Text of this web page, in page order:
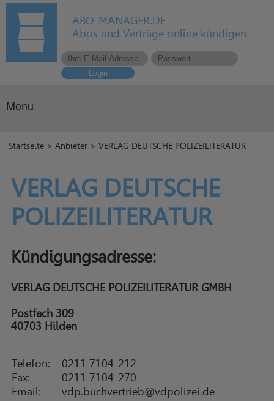
ABO-MANAGER.DE
Abos und Verträge online kündigen
Login
Menu
Startseite >Anbieter > VERLAG DEUTSCHE POLIZEILITERATUR
VERLAG DEUTSCHE
POLIZEILITERATUR
Kündigungsadresse:
VERLAG DEUTSCHE POLIZEILITERATUR GMBH
Postfach 309
40703 Hilden
Telefon:
0211 7104-212
Fax:
0211 7104-270
Email:
vdp.buchvertrieb@vdpolizei.de